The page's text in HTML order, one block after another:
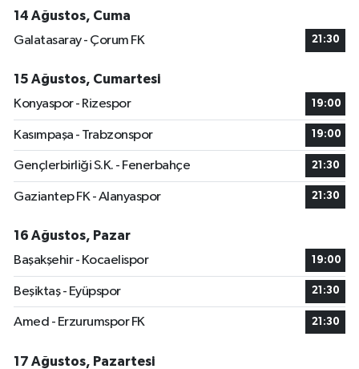
14 Ağustos, Cuma
Galatasaray - Çorum FK
21:30
15 Ağustos, Cumartesi
Konyaspor - Rizespor
19:00
Kasımpaşa - Trabzonspor 19:00
Gençlerbirliği S.K. - Fenerbahçe 21:30
Gaziantep FK - Alanyaspor 21:30
16 Ağustos, Pazar
Başakşehir - Kocaelispor
19:00
Beşiktaş - Eyüpspor 21:30
Amed - Erzurumspor FK 21:30
17 Ağustos, Pazartesi